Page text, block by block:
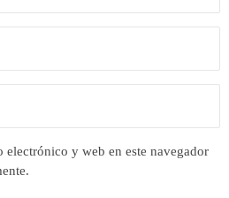
electrónico y web en este navegador